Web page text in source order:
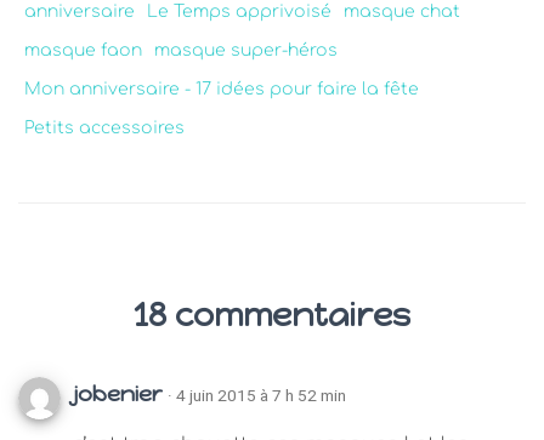
anniversaire Le Temps apprivoisé masque chat
masque faon masque super-héros
Mon anniversaire - 17 idées pour faire la fête
Petits accessoires
18 commentaires
jobenier · 4 juin 2015 à 7 h 52 min